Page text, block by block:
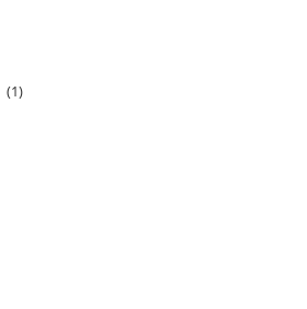
(1)